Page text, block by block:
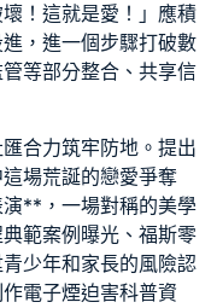
！這就是愛！」應積
，進一個步驟打破數
等部分整合、共享信
合力筑牢防地。提出
場荒誕的戀愛爭奪
**，一場對稱的美學
範案例曝光、 福斯零
少年和家長的風險認
電子煙迫害科普資